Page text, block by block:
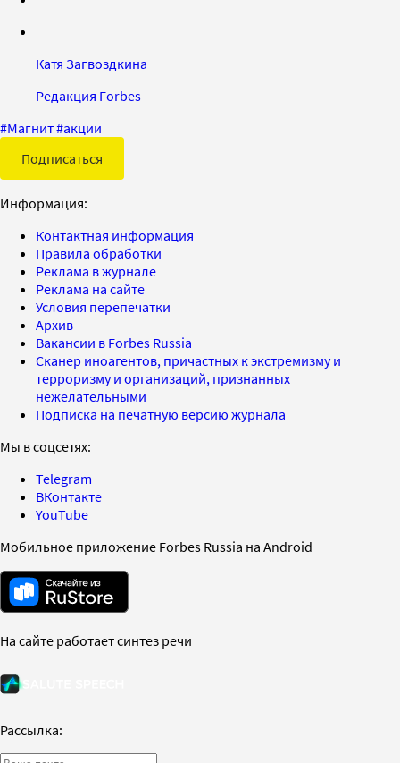
Катя Загвоздкина
Редакция Forbes
#Магнит#акции
Подписаться
Информация:
Контактная информация
Правила обработки
Реклама в журнале
Реклама на сайте
Условия перепечатки
Архив
Вакансии в Forbes Russia
Сканер иноагентов, причастных к экстремизму и
терроризму и организаций, признанных
нежелательными
Подписка на печатную версию журнала
Мы в соцсетях:
Telegram
ВКонтакте
YouTube
Мобильное приложение Forbes Russia на Android
На сайте работает синтез речи
Рассылка: